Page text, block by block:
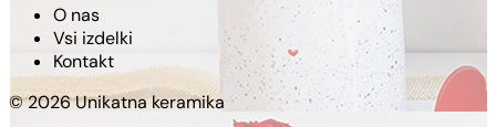
O nas
Vsi izdelki
Kontakt
© 2026 Unikatna keramika